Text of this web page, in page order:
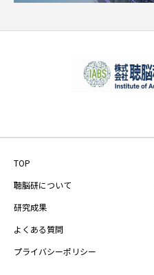
TOP
聴脳研について
研究成果
よくある質問
プライバシーポリシー